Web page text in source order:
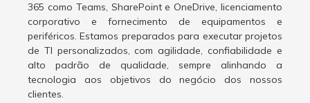
365 como Teams, SharePoint e OneDrive, licenciamento
corporativo e fornecimento de equipamentos e
periféricos. Estamos preparados para executar projetos
de TI personalizados, com agilidade, confiabilidade e
alto padrão de qualidade, sempre alinhando a
tecnologia aos objetivos do negócio dos nossos
clientes.